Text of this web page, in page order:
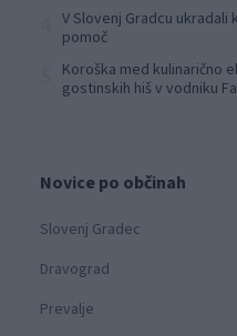
V Slovenj Gradcu
pomoč
Koroška med kulinarično
gostinskih hiš v vodniku
Novice po občinah
Slovenj Gradec
Dravograd
Prevalje